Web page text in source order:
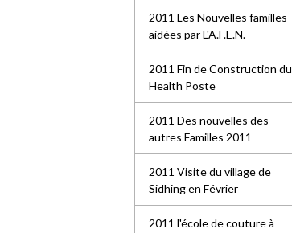
2011 Les Nouvelles familles
aidées par L'A.F.E.N.
2011 Fin de Construction du
Health Poste
2011 Des nouvelles des
autres Familles 2011
2011 Visite du village de
Sidhing en Février
2011 l'école de couture à